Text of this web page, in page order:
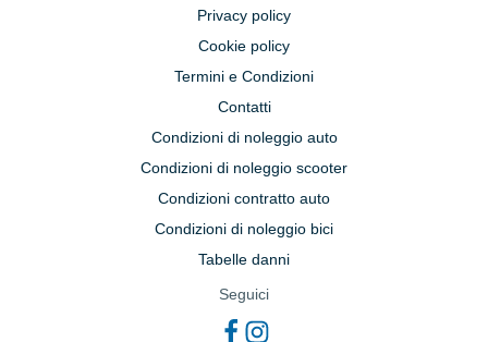
Privacy policy
Cookie policy
Termini e Condizioni
Contatti
Condizioni di noleggio auto
Condizioni di noleggio scooter
Condizioni contratto auto
Condizioni di noleggio bici
Tabelle danni
Seguici